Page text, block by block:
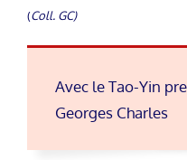
(Coll. GC)
Avec le Tao-Yin
Georges Charles